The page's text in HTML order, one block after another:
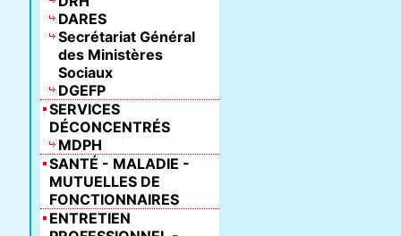
DARES
Secrétariat Général
des Ministères
Sociaux
DGEFP
SERVICES
DÉCONCENTRÉS
MDPH
SANTÉ - MALADIE -
MUTUELLES DE
FONCTIONNAIRES
ENTRETIEN